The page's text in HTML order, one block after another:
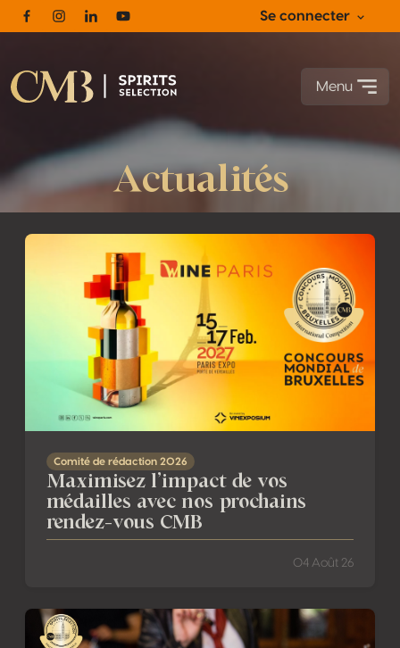
FacebookInstagram
LinkedinYoutube
Se connecter
Menu
Actualités
Maximisez l’impact de vos médailles avec nos prochains
Comité de rédaction 2026
Maximisez l’impact de vos
médailles avec nos prochains
rendez-vous CMB
04 Août 26
Engenhos do Norte : vapeur, canne à sucre et mémoire